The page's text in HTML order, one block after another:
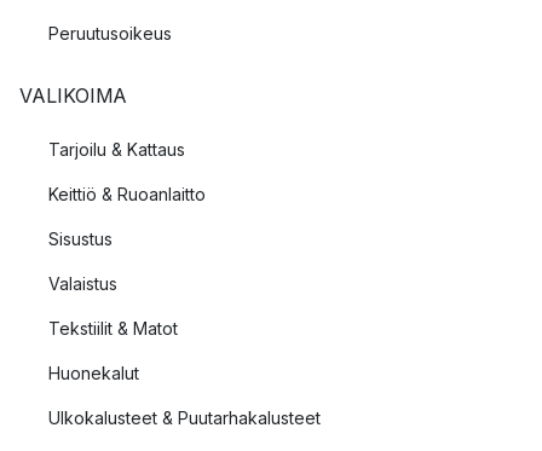
Peruutusoikeus
VALIKOIMA
Tarjoilu & Kattaus
Keittiö & Ruoanlaitto
Sisustus
Valaistus
Tekstiilit & Matot
Huonekalut
Ulkokalusteet & Puutarhakalusteet